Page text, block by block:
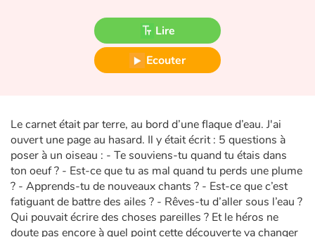
Écologie, nature, saisons
Voyage, épopée, enquête, aventure
Autour du monde
Apprentissage
Art, espace, activité
Lire
Ecouter
Le carnet était par terre, au bord d’une flaque d’eau. J'ai
ouvert une page au hasard. Il y était écrit : 5 questions à
poser à un oiseau : - Te souviens-tu quand tu étais dans
ton oeuf ? - Est-ce que tu as mal quand tu perds une plume
? - Apprends-tu de nouveaux chants ? - Est-ce que c’est
fatiguant de battre des ailes ? - Rêves-tu d’aller sous l’eau ?
Qui pouvait écrire des choses pareilles ? Et le héros ne
doute pas encore à quel point cette découverte va changer